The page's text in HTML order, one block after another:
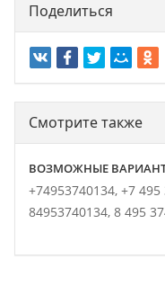
Поделиться
Смотрите также
ВОЗМОЖНЫЕ
+74953740134, +7 495
84953740134, 8 495